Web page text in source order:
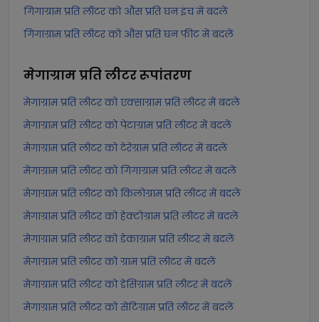
गिगाग्राम प्रति लीटर को औंस प्रति घन इंच में बदलें
गिगाग्राम प्रति लीटर को औंस प्रति घन फीट में बदलें
मेगाग्राम प्रति लीटररूपांतरण
मेगाग्राम प्रति लीटर को एक्साग्राम प्रति लीटर में बदलें
मेगाग्राम प्रति लीटर को पेटाग्राम प्रति लीटर में बदलें
मेगाग्राम प्रति लीटर को टेरेग्राम प्रति लीटर में बदलें
मेगाग्राम प्रति लीटर को गिगाग्राम प्रति लीटर में बदलें
मेगाग्राम प्रति लीटर को किलोग्राम प्रति लीटर में बदलें
मेगाग्राम प्रति लीटर को हेक्टोग्राम प्रति लीटर में बदलें
मेगाग्राम प्रति लीटर को डेकाग्राम प्रति लीटर में बदलें
मेगाग्राम प्रति लीटर को ग्राम प्रति लीटर में बदलें
मेगाग्राम प्रति लीटर को डेसिग्राम प्रति लीटर में बदलें
मेगाग्राम प्रति लीटर को सेंटिग्राम प्रति लीटर में बदलें